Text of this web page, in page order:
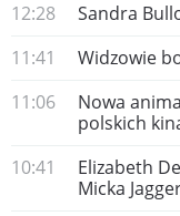
12:28
​Sandra
11:41
Widzowie
11:06
Nowa
polskich
10:41
Elizabeth
Micka